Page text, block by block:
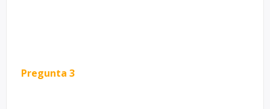
Pregunta 3